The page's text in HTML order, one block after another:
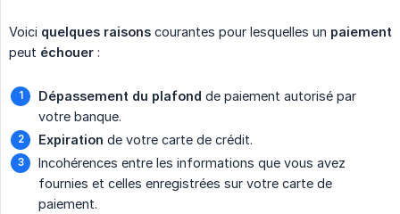
Voici quelques raisons courantes pour lesquelles un paiement
peut échouer :
Dépassement du plafond de paiement autorisé par
votre banque.
Expiration de votre carte de crédit.
Incohérences entre les informations que vous avez
fournies et celles enregistrées sur votre carte de
paiement.